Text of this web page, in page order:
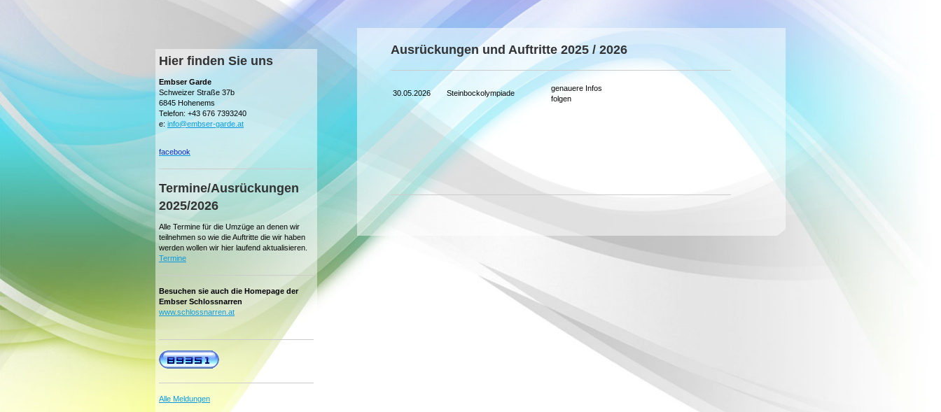
Ausrückungen und Auftritte 2025 / 2026
30.05.2026 Steinbockolympiade
genauere Infos
folgen
Hier finden Sie uns
Embser Garde
Schweizer Straße 37b
6845 Hohenems
Telefon: +43 676 7393240
e: info@embser-garde.at
facebook
Termine/Ausrückungen
2025/2026
Alle Termine für die Umzüge an denen wir
teilnehmen so wie die Auftritte die wir haben
werden wollen wir hier laufend aktualisieren.
Termine
Besuchen sie auch die Homepage der
Embser Schlossnarren
www.schlossnarren.at
Alle Meldungen